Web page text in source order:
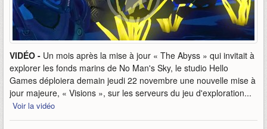
VIDÉO - Un mois après la mise à jour « The Abyss » qui invitait à
explorer les fonds marins de No Man's Sky, le studio Hello
Games déploiera demain jeudi 22 novembre une nouvelle mise à
jour majeure, « Visions », sur les serveurs du jeu d'exploration...
Voir la vidéo